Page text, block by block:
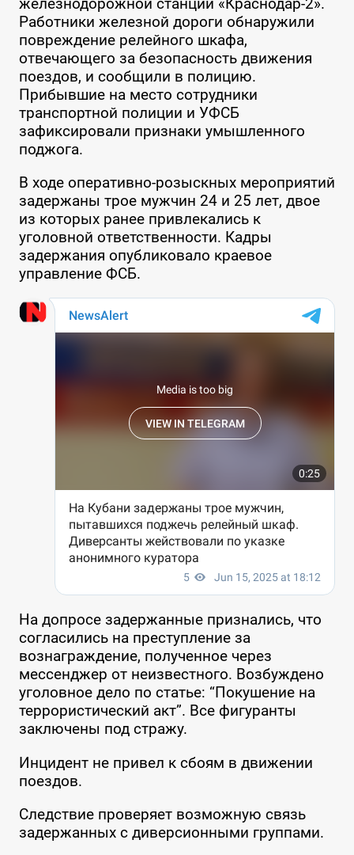
железнодорожной станции «Краснодар-2».
Работники железной дороги обнаружили
повреждение релейного шкафа,
отвечающего за безопасность движения
поездов, и сообщили в полицию.
Прибывшие на место сотрудники
транспортной полиции и УФСБ
зафиксировали признаки умышленного
поджога.
В ходе оперативно-розыскных мероприятий
задержаны трое мужчин 24 и 25 лет, двое
из которых ранее привлекались к
уголовной ответственности. Кадры
задержания опубликовало краевое
управление ФСБ.
На допросе задержанные признались, что
согласились на преступление за
вознаграждение, полученное через
мессенджер от неизвестного. Возбуждено
уголовное дело по статье: “Покушение на
террористический акт”. Все фигуранты
заключены под стражу.
Инцидент не привел к сбоям в движении
поездов.
Следствие проверяет возможную связь
задержанных с диверсионными группами.